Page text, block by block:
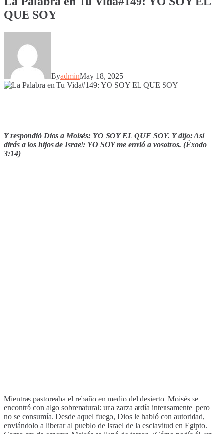
QUE SOY
ByadminMay 18, 2025
Y respondió Dios a Moisés: YO SOY EL QUE SOY. Y dijo: Así
dirás a los hijos de Israel: YO SOY me envió a vosotros. (Éxodo
3:14)
Mientras pastoreaba el rebaño en medio del desierto, Moisés se
encontró con algo sobrenatural: una zarza ardía intensamente, pero
no se consumía. Desde aquel fuego, Dios le habló con autoridad,
enviándolo a liberar al pueblo de Israel de la esclavitud en Egipto.